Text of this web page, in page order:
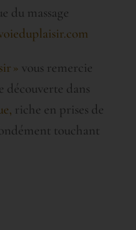
du massage
» vous remercie
découverte dans
riche en prises de
touchant